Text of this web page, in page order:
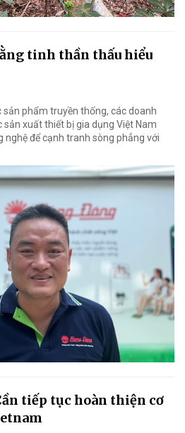
tinh thần thấu hiểu
sản phẩm truyền thống, các doanh
xuất thiết bị gia dụng Việt Nam
nghệ để cạnh tranh sòng phẳng với
tiếp tục hoàn thiện cơ